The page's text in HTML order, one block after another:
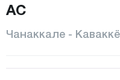
АС
Чанаккале -